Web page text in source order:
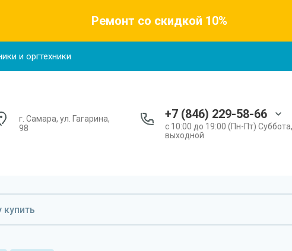
Ремонт со скидкой 10%
и оргтехники
г. Самара, ул. Гагарина,
98
+7 (846) 229-58-66
с 10:00 до 19:00 (Пн-Пт)
выходной